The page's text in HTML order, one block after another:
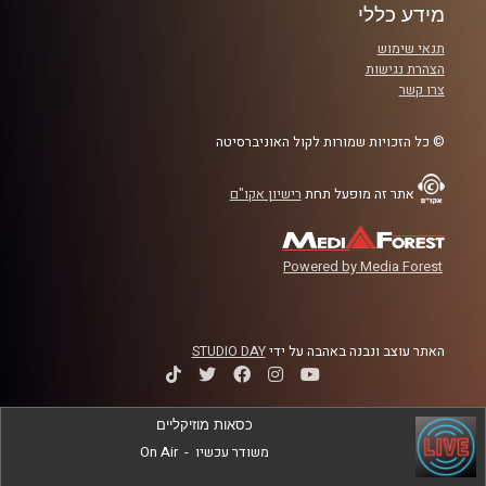
למי שפחות מכיר, ומתפתח לתובנות עומק ולצעדים פרקטיים
לשנה הקרובה
קרדיט תמונות:
מידע כללי
תנאי שימוש
הצהרת נגישות
צרו קשר
© כל הזכויות שמורות לקול האוניברסיטה
אתר זה מופעל תחת רישיון אקו"ם
Powered by Media Forest
האתר עוצב ונבנה באהבה על ידיSTUDIO DAY
כסאות מוזיקליים
משודר עכשיו -
On Air